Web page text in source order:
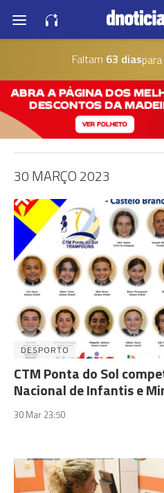
Faltam 63 dias
30 MARÇO 2023
DESPORTO
CTM Ponta do Sol
Nacional de Infantis e
30 Mar 23:50